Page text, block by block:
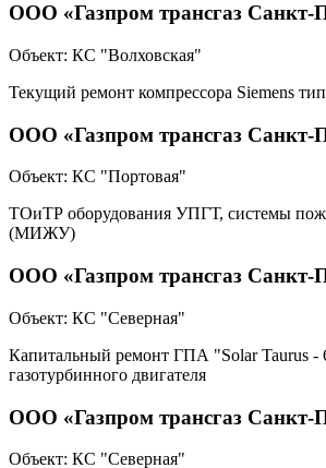
ООО «Газпром трансгаз Санкт-
Объект: КС "Волховская"
Текущий ремонт компрессора Siemens
ООО «Газпром трансгаз Санкт-
Объект: КС "Портовая"
ТОиТР оборудования УПГТ, системы
(МИЖУ)
ООО «Газпром трансгаз Санкт-
Объект: КС "Северная"
Капитальный ремонт ГПА "Solar Taurus -
газотурбинного двигателя
ООО «Газпром трансгаз Санкт-
Объект: КС "Северная"